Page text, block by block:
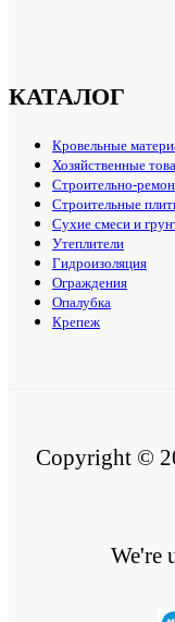
КАТАЛОГ
Кровельные
Хозяйственные
Строительно-
Строительные
Сухие смеси и
Утеплители
Гидроизоляция
Ограждения
Опалубка
Крепеж
Copyright ©
We're